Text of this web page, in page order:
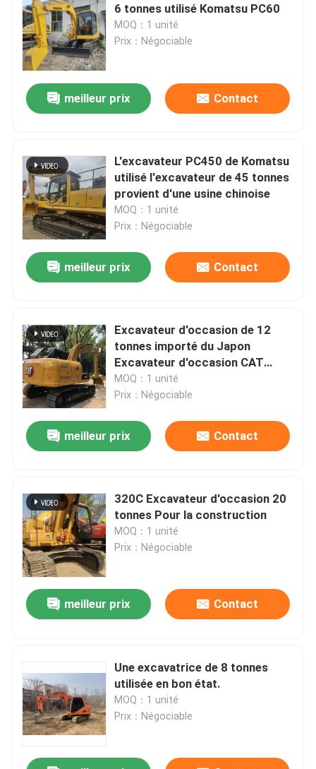
6 tonnes utilisé Komatsu PC60
MOQ：1 unité
Prix：Négociable
meilleur prix Contact
L'excavateur PC450 de Komatsu
utilisé l'excavateur de 45 tonnes
provient d'une usine chinoise
MOQ：1 unité
Prix：Négociable
meilleur prix Contact
Excavateur d'occasion de 12
tonnes importé du Japon
Excavateur d'occasion CAT
312D2
MOQ：1 unité
Prix：Négociable
meilleur prix Contact
320C Excavateur d'occasion 20
tonnes Pour la construction
MOQ：1 unité
Prix：Négociable
meilleur prix Contact
Une excavatrice de 8 tonnes
utilisée en bon état.
MOQ：1 unité
Prix：Négociable